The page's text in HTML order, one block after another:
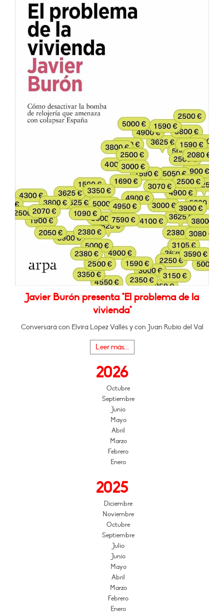
Javier Burón presenta "El problema de la
vivienda"
Conversará con Elvira López Vallés y con Juan Rubio del Val
Leer más...
2026
Octubre
Septiembre
Junio
Mayo
Abril
Marzo
Febrero
Enero
2025
Diciembre
Noviembre
Octubre
Septiembre
Julio
Junio
Mayo
Abril
Marzo
Febrero
Enero